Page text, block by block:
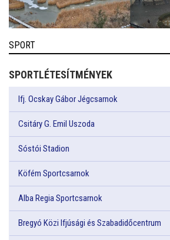
SPORT
SPORTLÉTESÍTMÉNYEK
Ifj. Ocskay Gábor Jégcsarnok
Csitáry G. Emil Uszoda
Sóstói Stadion
Köfém Sportcsarnok
Alba Regia Sportcsarnok
Bregyó Közi Ifjúsági és Szabadidőcentrum